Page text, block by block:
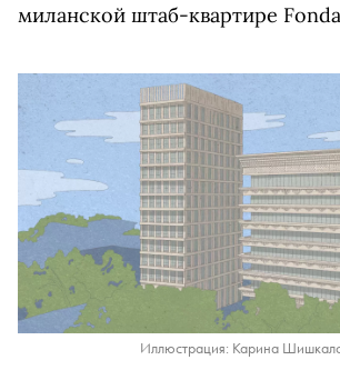
миланской штаб-квартире
Иллюстрация: Карина